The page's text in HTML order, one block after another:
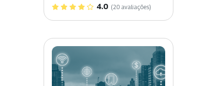
4.0 (20 avaliações)